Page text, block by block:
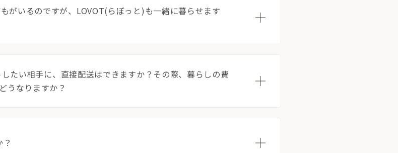
がいるのですが、LOVOT(らぼっと)も一緒に暮らせます
たい相手に、直接配送はできますか？その際、暮らしの費
うなりますか？